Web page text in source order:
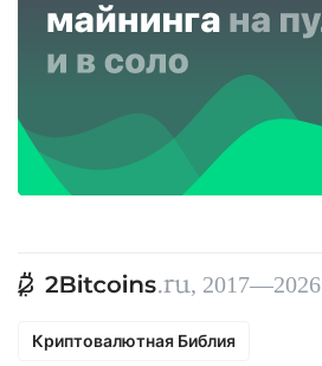
, 2017—2026
Криптовалютная Библия